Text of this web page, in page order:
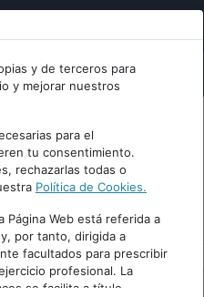
y de terceros para
y mejorar nuestros
para el
tu consentimiento.
rechazarlas todas o
Política de Cookies.
Página Web está referida a
por tanto, dirigida a
facultados para prescribir
profesional. La
se facilita a título